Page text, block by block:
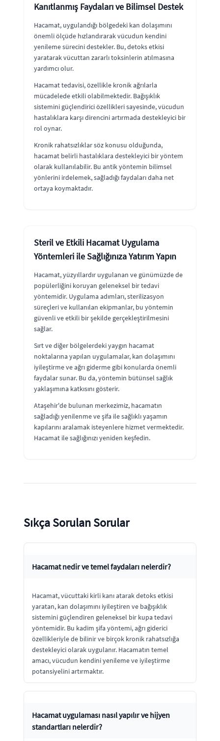
Kanıtlanmış Faydaları ve Bilimsel Destek
Hacamat, uygulandığı bölgedeki kan dolaşımını
önemli ölçüde hızlandırarak vücudun kendini
yenileme sürecini destekler. Bu, detoks etkisi
yaratarak vücuttan zararlı toksinlerin atılmasına
yardımcı olur.
Hacamat tedavisi, özellikle kronik ağrılarla
mücadelede etkili olabilmektedir. Bağışıklık
sistemini güçlendirici özellikleri sayesinde, vücudun
hastalıklara karşı direncini artırmada destekleyici bir
rol oynar.
Kronik rahatsızlıklar söz konusu olduğunda,
hacamat belirli hastalıklara destekleyici bir yöntem
olarak kullanılabilir. Bu antik yöntemin bilimsel
yönlerini irdelemek, sağladığı faydaları daha net
ortaya koymaktadır.
Steril ve Etkili Hacamat Uygulama
Yöntemleri ile Sağlığınıza Yatırım Yapın
Hacamat, yüzyıllardır uygulanan ve günümüzde de
popülerliğini koruyan geleneksel bir tedavi
yöntemidir. Uygulama adımları, sterilizasyon
süreçleri ve kullanılan ekipmanlar, bu yöntemin
güvenli ve etkili bir şekilde gerçekleştirilmesini
sağlar.
Sırt ve diğer bölgelerdeki yaygın hacamat
noktalarına yapılan uygulamalar, kan dolaşımını
iyileştirme ve ağrı giderme gibi konularda önemli
faydalar sunar. Bu da, yöntemin bütünsel sağlık
yaklaşımına katkısını gösterir.
Ataşehir'de bulunan merkezimiz, hacamatın
sağladığı yenilenme ve şifa ile sağlıklı yaşamın
kapılarını aralamak isteyenlere hizmet vermektedir.
Hacamat ile sağlığınızı yeniden keşfedin.
Sıkça Sorulan Sorular
Hacamat nedir ve temel faydaları nelerdir?
Hacamat, vücuttaki kirli kanı atarak detoks etkisi
yaratan, kan dolaşımını iyileştiren ve bağışıklık
sistemini güçlendiren geleneksel bir kupa tedavi
yöntemidir. Bu kadim şifa yöntemi, ağrı giderici
özellikleriyle de bilinir ve birçok kronik rahatsızlığa
destekleyici olarak uygulanır. Hacamatın temel
amacı, vücudun kendini yenileme ve iyileştirme
potansiyelini artırmaktır.
Hacamat uygulaması nasıl yapılır ve hijyen
standartları nelerdir?